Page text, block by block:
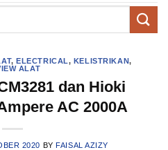
,ELECTRICAL, KELISTRIKAN,
ALAT
dan Hioki
AC 2000A
2020 BYFAISAL AZIZY